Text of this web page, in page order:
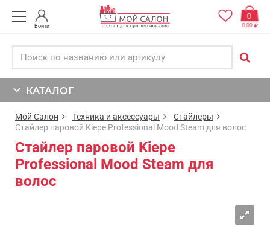
Войти
0
0,00
КАТАЛОГ
Мой Салон Техника и аксессуары
Стайлеры
Стайлер паровой Kiepe Professional Mood Steam для волос
Стайлер паровой Kiepe
Professional Mood Steam для
волос